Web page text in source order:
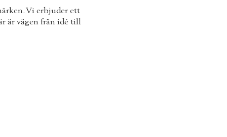
Vi erbjuder ett
är vägen från idé till